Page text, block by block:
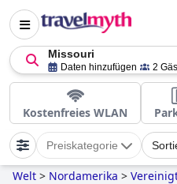
Missouri
Daten hinzufügen 2
Kostenfreies WLAN
Preiskategorie
Welt > Nordamerika >